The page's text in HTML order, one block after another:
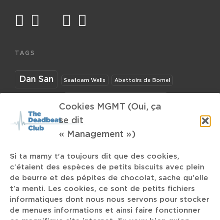
Cookies MGMT (Oui, ça
se dit
« Management »)
Si ta mamy t'a toujours dit que des cookies,
c'étaient des espèces de petits biscuits avec plein
de beurre et des pépites de chocolat, sache qu'elle
t'a menti. Les cookies, ce sont de petits fichiers
informatiques dont nous nous servons pour stocker
de menues informations et ainsi faire fonctionner
facebook
twitter
mail instagram
TAGS
Dan San Seafoam Walls Abattoirs de Bomel
Women Power Endless Dive
Documentaire
Tuerie Kendrick Lamar
MTV Video Mapping